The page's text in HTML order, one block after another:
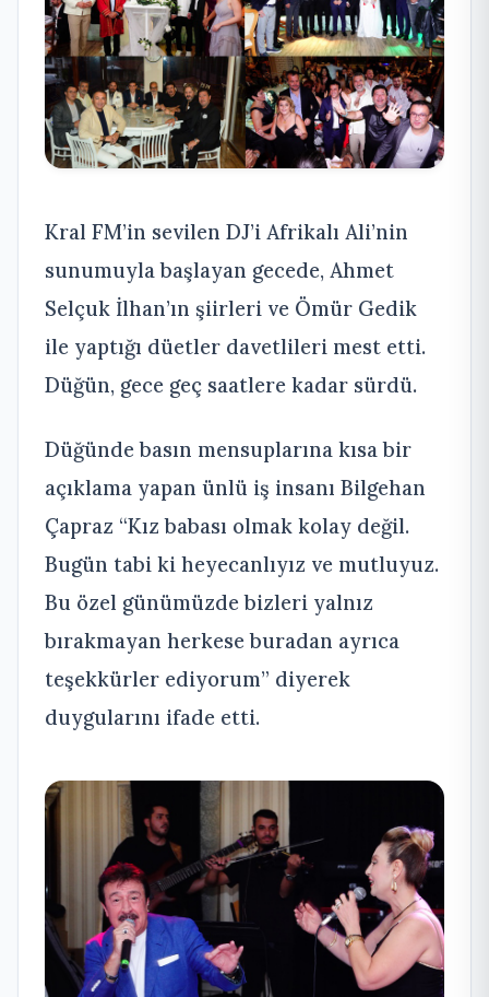
Kral FM’in sevilen DJ’i Afrikalı Ali’nin
sunumuyla başlayan gecede, Ahmet
Selçuk İlhan’ın şiirleri ve Ömür Gedik
ile yaptığı düetler davetlileri mest etti.
Düğün, gece geç saatlere kadar sürdü.
Düğünde basın mensuplarına kısa bir
açıklama yapan ünlü iş insanı Bilgehan
Çapraz “Kız babası olmak kolay değil.
Bugün tabi ki heyecanlıyız ve mutluyuz.
Bu özel günümüzde bizleri yalnız
bırakmayan herkese buradan ayrıca
teşekkürler ediyorum” diyerek
duygularını ifade etti.